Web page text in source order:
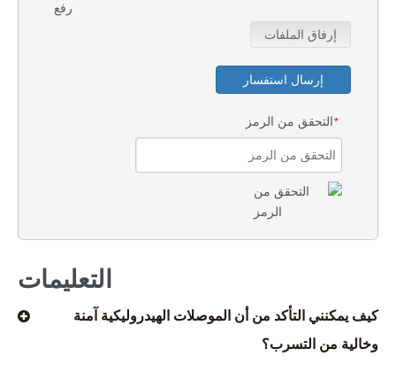
رفع
إرفاق الملفات
إرسال استفسار
*التحقق من الرمز
التعليمات
كيف يمكنني التأكد من أن الموصلات الهيدروليكية آمنة
وخالية من التسرب؟